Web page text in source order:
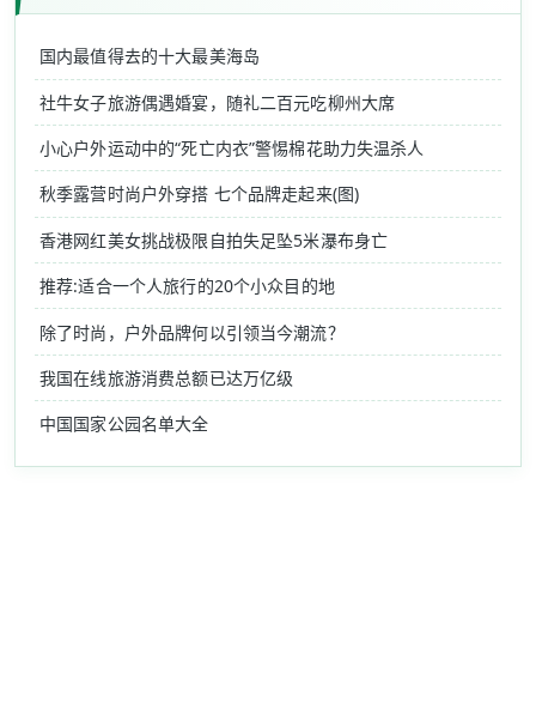
国内最值得去的十大最美海岛
社牛女子旅游偶遇婚宴，随礼二百元吃柳州大席
小心户外运动中的“死亡内衣”警惕棉花助力失温杀人
秋季露营时尚户外穿搭 七个品牌走起来(图)
香港网红美女挑战极限自拍失足坠5米瀑布身亡
推荐:适合一个人旅行的20个小众目的地
除了时尚，户外品牌何以引领当今潮流？
我国在线旅游消费总额已达万亿级
中国国家公园名单大全